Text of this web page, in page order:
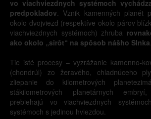
vo viachviezdnych systémoch
predpokladov . Vznik kamenných planét
okolo dvojviezd (respektíve okolo párov
viachviezdnych systémoch) zhruba
ako okolo „sirôt“ na spôsob nášho Slnka
Tie isté procesy – vyzrážanie kamenno-
(chondrúl) zo žeravého, chladnúceho
zliepanie do kilometrových
stákilometrových planetárnych
prebiehajú vo viachviezdnych
systémoch s jedinou hviezdou.